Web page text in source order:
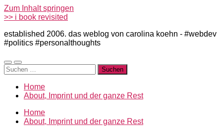
Zum Inhalt springen
>> i book revisited
established 2006. das weblog von carolina koehn - #webdev
#politics #personalthoughts
Mobile-
Menü
Suchfeld
ein-/ausblenden
Suchen
nach:
Home
About, Imprint und der ganze Rest
Home
About, Imprint und der ganze Rest